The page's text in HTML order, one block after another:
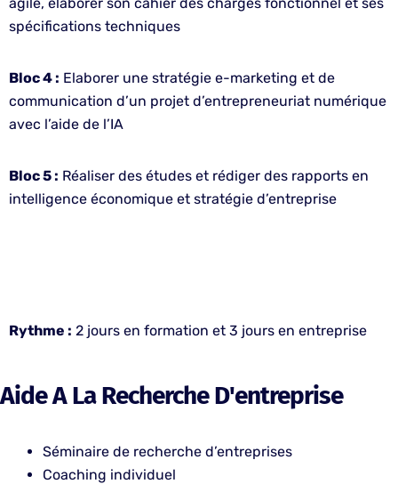
spécifications techniques
Bloc 4 : Elaborer une stratégie e-marketing et de
communication d’un projet d’entrepreneuriat numérique
avec l’aide de l’IA
Bloc 5 : Réaliser des études et rédiger des rapports en
intelligence économique et stratégie d’entreprise
Rythme : 2 jours en formation et 3 jours en entreprise
Aide A La Recherche D'entreprise
Séminaire de recherche d’entreprises
Coaching individuel